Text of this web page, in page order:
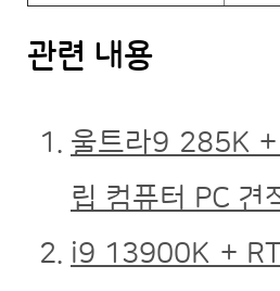
관련 내용
울트라9 285K
립 컴퓨터 PC 견
i9 13900K +